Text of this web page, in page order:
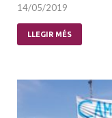
14/05/2019
LLEGIR MÉS